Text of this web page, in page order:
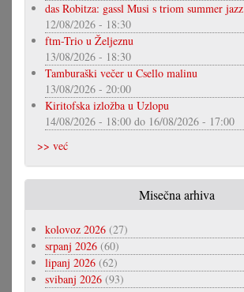
das Robitza: gassl Musi s triom summer jazz
12/08/2026 - 18:30
ftm-Trio u Željeznu
13/08/2026 - 18:30
Tamburaški večer u Csello malinu
13/08/2026 - 20:00
Kiritofska izložba u Uzlopu
14/08/2026 - 18:00 do 16/08/2026 - 17:00
>> već
Misečna arhiva
kolovoz 2026 (27)
srpanj 2026 (60)
lipanj 2026 (62)
svibanj 2026 (93)